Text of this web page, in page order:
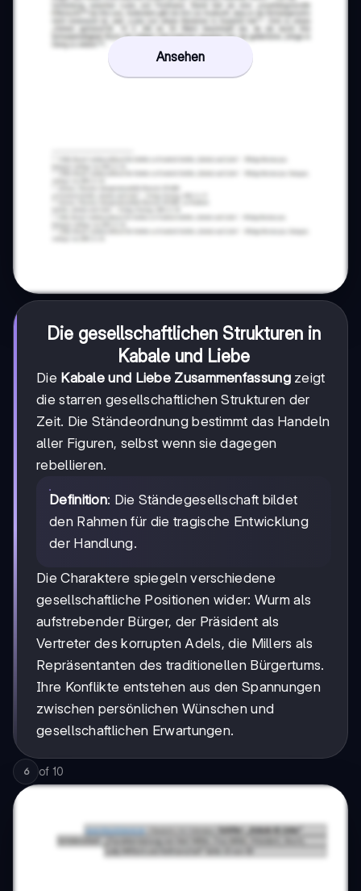
Ansehen
Die gesellschaftlichen Strukturen in
Kabale und Liebe
Die Kabale und Liebe Zusammenfassungzeigt
die starren gesellschaftlichen Strukturen der
Zeit. Die Ständeordnung bestimmt das Handeln
aller Figuren, selbst wenn sie dagegen
rebellieren.
Definition: Die Ständegesellschaft bildet
den Rahmen für die tragische Entwicklung
der Handlung.
Die Charaktere spiegeln verschiedene
gesellschaftliche Positionen wider: Wurm als
aufstrebender Bürger, der Präsident als
Vertreter des korrupten Adels, die Millers als
Repräsentanten des traditionellen Bürgertums.
Ihre Konflikte entstehen aus den Spannungen
zwischen persönlichen Wünschen und
gesellschaftlichen Erwartungen.
6 of 10